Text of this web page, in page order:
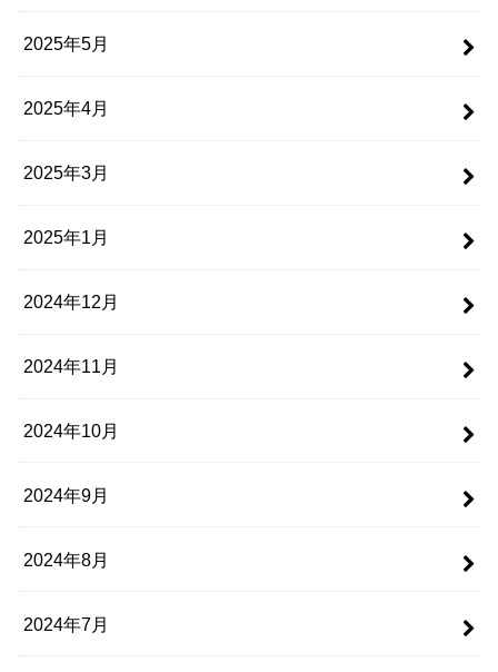
2025年5月
2025年4月
2025年3月
2025年1月
2024年12月
2024年11月
2024年10月
2024年9月
2024年8月
2024年7月